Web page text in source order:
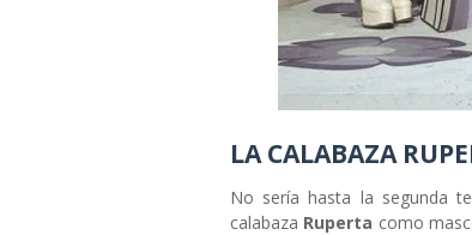
LA CALABAZA
No sería hasta la segunda
calabaza Ruperta como